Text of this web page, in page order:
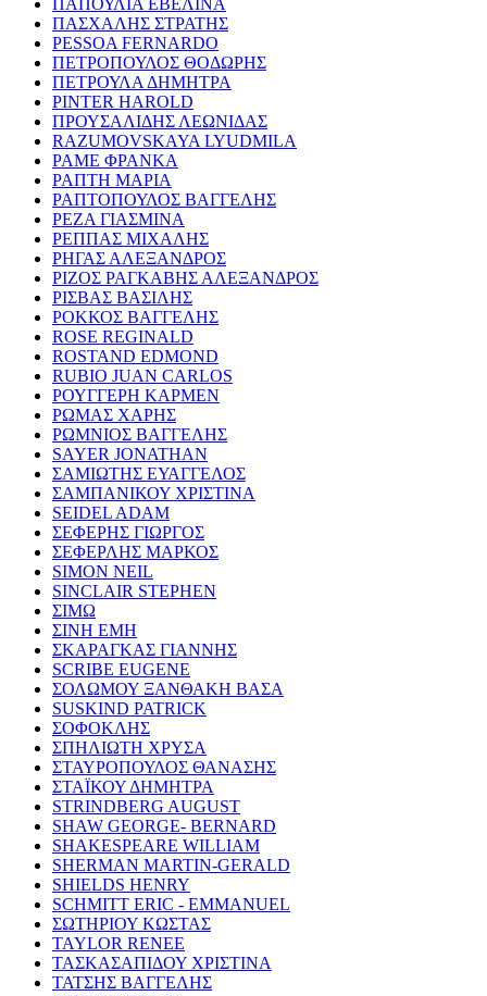
ΠΑΣΧΑΛΗΣ ΣΤΡΑΤΗΣ
PESSOA FERNARDO
ΠΕΤΡΟΠΟΥΛΟΣ ΘΟΔΩΡΗΣ
ΠΕΤΡΟΥΛΑ ΔΗΜΗΤΡΑ
PINTER HAROLD
ΠΡΟΥΣΑΛΙΔΗΣ ΛΕΩΝΙΔΑΣ
RAZUMOVSKAYA LYUDMILA
ΡΑΜΕ ΦΡΑΝΚΑ
ΡΑΠΤΗ ΜΑΡΙΑ
ΡΑΠΤΟΠΟΥΛΟΣ ΒΑΓΓΕΛΗΣ
ΡΕΖΑ ΓΙΑΣΜΙΝΑ
ΡΕΠΠΑΣ ΜΙΧΑΛΗΣ
ΡΗΓΑΣ ΑΛΕΞΑΝΔΡΟΣ
ΡΙΖΟΣ ΡΑΓΚΑΒΗΣ ΑΛΕΞΑΝΔΡΟΣ
ΡΙΣΒΑΣ ΒΑΣΙΛΗΣ
ΡΟΚΚΟΣ ΒΑΓΓΕΛΗΣ
ROSE REGINALD
ROSTAND EDMOND
RUBIO JUAN CARLOS
ΡΟΥΓΓΕΡΗ ΚΑΡΜΕΝ
ΡΩΜΑΣ ΧΑΡΗΣ
ΡΩΜΝΙΟΣ ΒΑΓΓΕΛΗΣ
SAYER JONATHAN
ΣΑΜΙΩΤΗΣ ΕΥΑΓΓΕΛΟΣ
ΣΑΜΠΑΝΙΚΟΥ ΧΡΙΣΤΙΝΑ
SEIDEL ADAM
ΣΕΦΕΡΗΣ ΓΙΩΡΓΟΣ
ΣΕΦΕΡΛΗΣ ΜΑΡΚΟΣ
SIMON NEIL
SINCLAIR STEPHEN
ΣΙΜΩ
ΣΙΝΗ ΕΜΗ
ΣΚΑΡΑΓΚΑΣ ΓΙΑΝΝΗΣ
SCRIBE EUGENE
ΣΟΛΩΜΟΥ ΞΑΝΘΑΚΗ ΒΑΣΑ
SUSKIND PATRICK
ΣΟΦΟΚΛΗΣ
ΣΠΗΛΙΩΤΗ ΧΡΥΣΑ
ΣΤΑΥΡΟΠΟΥΛΟΣ ΘΑΝΑΣΗΣ
ΣΤΑΪΚΟΥ ΔΗΜΗΤΡΑ
STRINDBERG AUGUST
SHAW GEORGE- BERNARD
SHAKESPEARE WILLIAM
SHERMAN MARTIN-GERALD
SHIELDS HENRY
SCHMITT ERIC - EMMANUEL
ΣΩΤΗΡΙΟΥ ΚΩΣΤΑΣ
TAYLOR RENEE
ΤΑΣΚΑΣΑΠΙΔΟΥ ΧΡΙΣΤΙΝΑ
ΤΑΤΣΗΣ ΒΑΓΓΕΛΗΣ